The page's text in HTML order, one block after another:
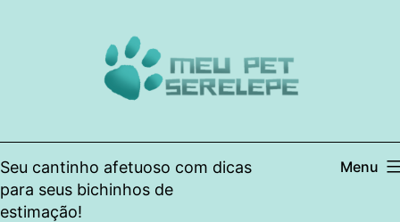
Seu cantinho afetuoso com dicas
para seus bichinhos de
estimação!
Menu